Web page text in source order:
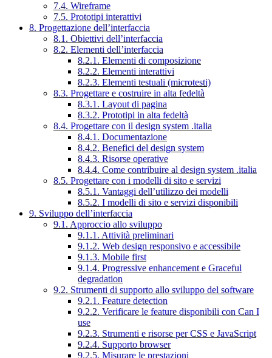
7.4. Wireframe
7.5. Prototipi interattivi
8. Progettazione dell’interfaccia
8.1. Obiettivi dell’interfaccia
8.2. Elementi dell’interfaccia
8.2.1. Elementi di composizione
8.2.2. Elementi interattivi
8.2.3. Elementi testuali (microtesti)
8.3. Progettare e costruire in alta fedeltà
8.3.1. Layout di pagina
8.3.2. Prototipi in alta fedeltà
8.4. Progettare con il design system .italia
8.4.1. Documentazione
8.4.2. Benefici del design system
8.4.3. Risorse operative
8.4.4. Come contribuire al design system .italia
8.5. Progettare con i modelli di sito e servizi
8.5.1. Vantaggi dell’utilizzo dei modelli
8.5.2. I modelli di sito e servizi disponibili
9. Sviluppo dell’interfaccia
9.1. Approccio allo sviluppo
9.1.1. Attività preliminari
9.1.2. Web design responsivo e accessibile
9.1.3. Mobile first
9.1.4. Progressive enhancement e Graceful
degradation
9.2. Strumenti di supporto allo sviluppo del software
9.2.1. Feature detection
9.2.2. Verificare le feature disponibili con Can I
use
9.2.3. Strumenti e risorse per CSS e JavaScript
9.2.4. Supporto browser
9.2.5. Misurare le prestazioni